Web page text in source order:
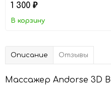
1 300 ₽
В корзину
Описание Отзывы
Массажер Andorse 3D